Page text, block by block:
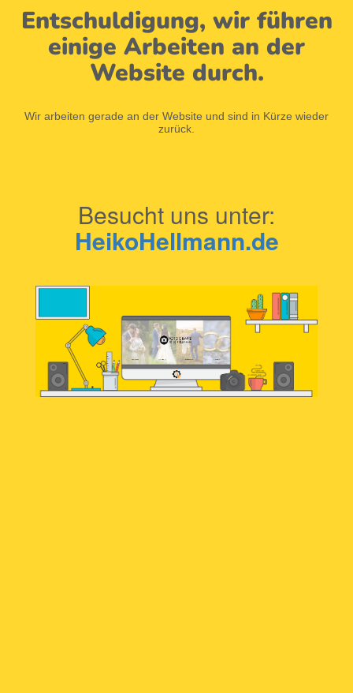
Entschuldigung, wir führen
einige Arbeiten an der
Website durch.
Wir arbeiten gerade an der Website und sind in Kürze wieder
zurück.
Besucht uns unter:
HeikoHellmann.de